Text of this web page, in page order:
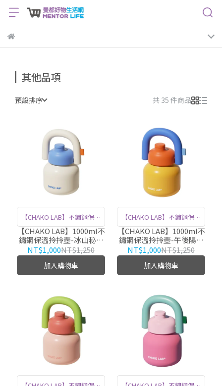
其他品項
預設排序 共 35 件商品
【CHAKO LAB】不鏽鋼保溫
拎拎壺，1000ml大容量，滿
足你全天的飲水需求。 亮眼
配色，讓每一口都充滿多巴
胺。 優質316不鏽鋼內膽材
隨時享受熱飲或冷飲。
【CHAKO LAB】1000ml不
鏽鋼保溫拎拎壺-冰山秘境
HX020A01
NT$1,000NT$1,250
加入購物車
【CHAKO LAB】不鏽鋼保溫
拎拎壺，1000ml大容量，滿
足你全天的飲水需求。 亮眼
配色，讓每一口都充滿多巴
胺。 優質316不鏽鋼內膽材
隨時享受熱飲或冷飲。
【CHAKO LAB】1000ml不
鏽鋼保溫拎拎壺-午後陽光
HX020A03
NT$1,000NT$1,250
加入購物車